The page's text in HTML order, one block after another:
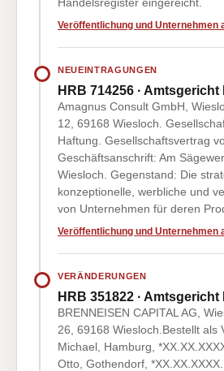
Veröffentlichung und Unternehmen
NEUEINTRAGUNGEN
HRB 714256 ·
Amagnus Consult GmbH,
12, 69168 Wiesloch.
Haftung. Gesellschaftsvertrag
Geschäftsanschrift: Am
Wiesloch. Gegenstand: Die
konzeptionelle, werbliche und
von Unternehmen für deren
Veröffentlichung und Unternehmen
VERÄNDERUNGEN
HRB 351822 ·
BRENNEISEN CAPITAL AG,
26, 69168 Wiesloch.Bestellt als
Michael, Hamburg,
Otto, Gothendorf,